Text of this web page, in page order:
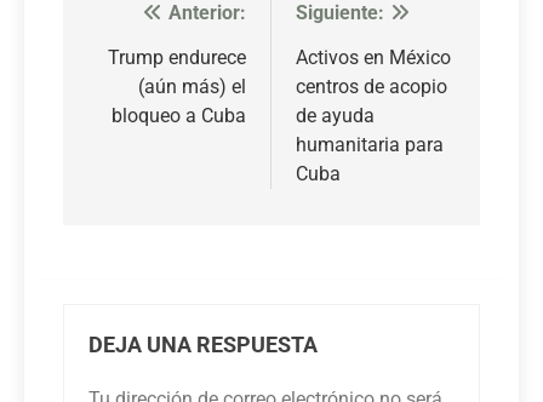
Navegación
de
entradas
Anterior:
Trump endurece
(aún más) el
bloqueo a Cuba
Siguiente:
Activos en México
centros de acopio
de ayuda
humanitaria para
Cuba
DEJA UNA RESPUESTA